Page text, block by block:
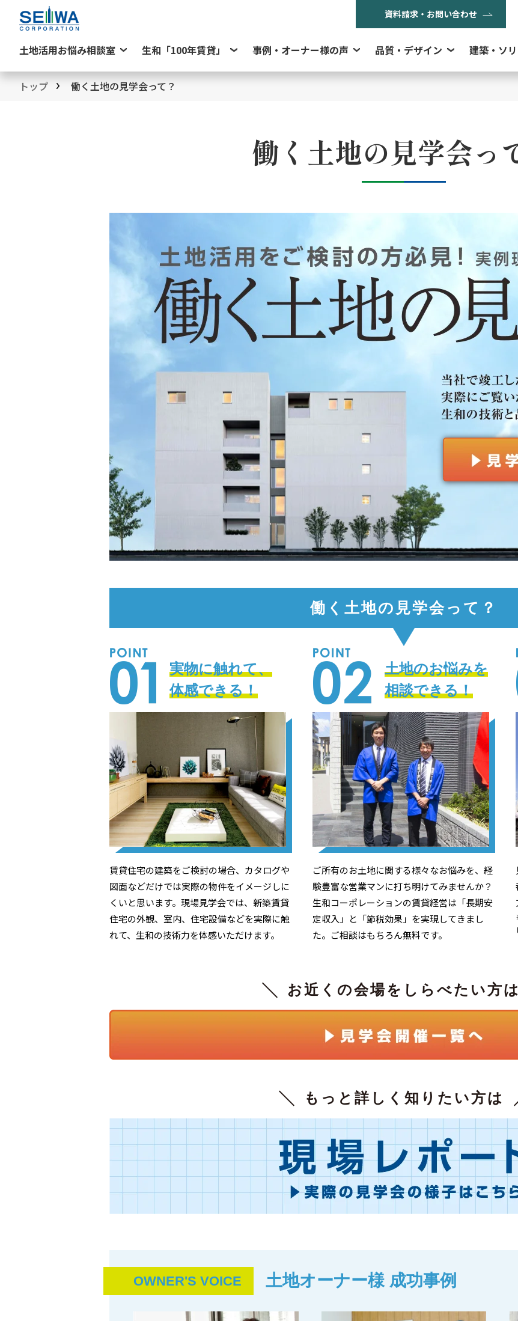
資料請求・お問い合わせ
土地活用お悩み相談室 生和「100年賃貸」 事例・オーナー様の声 品質・デザイン 建築・ソ
トップ 働く土地の見学会って？
働く土地の見学会っ
働く土地の見学会って？
実物に触れて、
体感できる！
賃貸住宅の建築をご検討の場合、カタログや
図面などだけでは実際の物件をイメージしに
くいと思います。現場見学会では、新築賃貸
住宅の外観、室内、住宅設備などを実際に触
れて、生和の技術力を体感いただけます。
土地のお悩みを
相談できる！
ご所有のお土地に関する様々なお悩みを、経
験豊富な営業マンに打ち明けてみませんか？
生和コーポレーションの賃貸経営は「長期安
定収入」と「節税効果」を実現してきまし
た。ご相談はもちろん無料です。
お近くの会場をしらべたい方は
もっと詳しく知りたい方は
OWNER'S VOICE 土地オーナー様 成功事例